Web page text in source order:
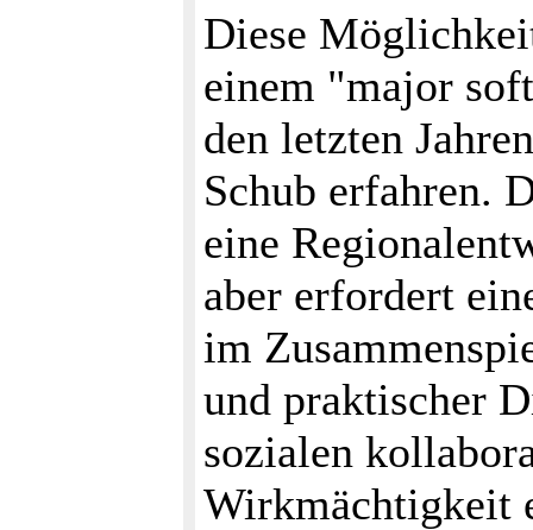
Diese
einem "major
den letzten
Schub erfahren.
eine
aber erfordert
im
und praktischer
sozialen
Wirkmächtigkeit